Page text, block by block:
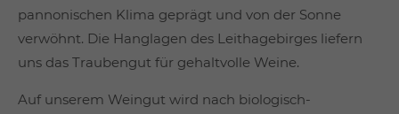
pannonischen Klima geprägt und von der Sonne
verwöhnt. Die Hanglagen des Leithagebirges liefern
uns das Traubengut für gehaltvolle Weine.
Auf unserem Weingut wird nach biologisch-